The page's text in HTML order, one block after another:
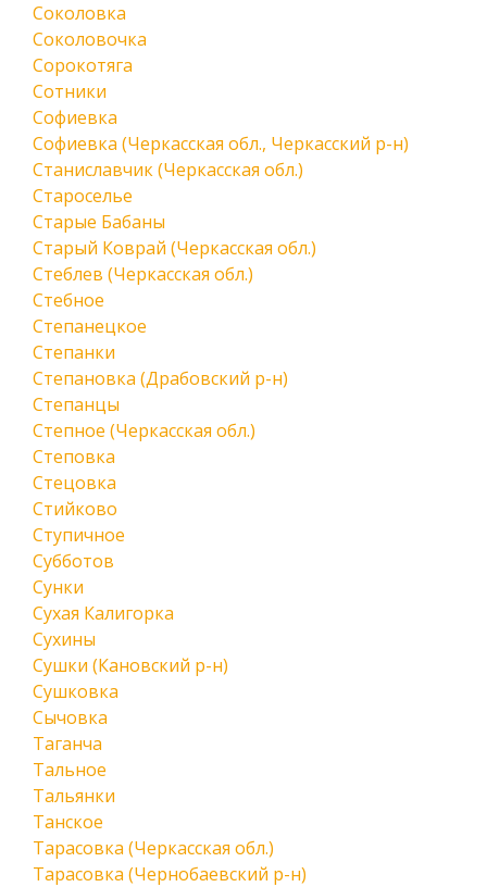
Соколовка
Соколовочка
Сорокотяга
Сотники
Софиевка
Софиевка (Черкасская обл., Черкасский р-н)
Станиславчик (Черкасская обл.)
Староселье
Старые Бабаны
Старый Коврай (Черкасская обл.)
Стеблев (Черкасская обл.)
Стебное
Степанецкое
Степанки
Степановка (Драбовский р-н)
Степанцы
Степное (Черкасская обл.)
Степовка
Стецовка
Стийково
Ступичное
Субботов
Сунки
Сухая Калигорка
Сухины
Сушки (Кановский р-н)
Сушковка
Сычовка
Таганча
Тальное
Тальянки
Танское
Тарасовка (Черкасская обл.)
Тарасовка (Чернобаевский р-н)